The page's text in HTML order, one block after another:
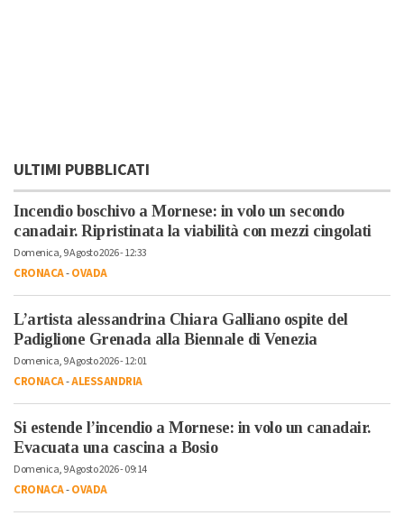
ULTIMI PUBBLICATI
Incendio boschivo a Mornese: in volo un secondo
canadair. Ripristinata la viabilità con mezzi cingolati
Domenica, 9 Agosto 2026 - 12:33
CRONACA-OVADA
L’artista alessandrina Chiara Galliano ospite del
Padiglione Grenada alla Biennale di Venezia
Domenica, 9 Agosto 2026 - 12:01
CRONACA-ALESSANDRIA
Si estende l’incendio a Mornese: in volo un canadair.
Evacuata una cascina a Bosio
Domenica, 9 Agosto 2026 - 09:14
CRONACA-OVADA